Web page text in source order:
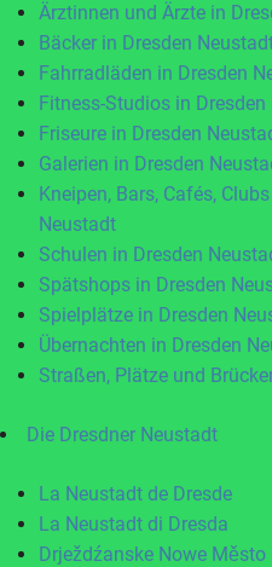
Ärztinnen und Ärzte in
Bäcker in Dresden
Fahrradläden in Dresden
Fitness-Studios in
Friseure in Dresden
Galerien in Dresden
Kneipen, Bars, Cafés,
Neustadt
Schulen in Dresden
Spätshops in Dresden
Spielplätze in Dresden
Übernachten in Dresden
Straßen, Plätze und
Die Dresdner Neustadt
La Neustadt de Dresde
La Neustadt di Dresda
Drježdźanske Nowe Město